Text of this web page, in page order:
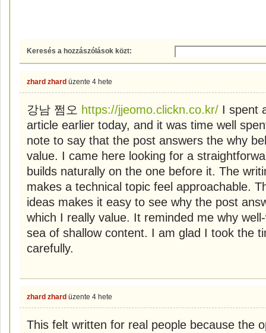
Keresés a hozzászólások közt:
zhard zhard üzente 4 hete
강남 쩜오 https://jjeomo.clickn.co.kr/ I spent
article earlier today, and it was time well
note to say that the post answers the why
value. I came here looking for a
builds naturally on the one before it. The
makes a technical topic feel approachable.
ideas makes it easy to see why the post
which I really value. It reminded me why
sea of shallow content. I am glad I took the
carefully.
zhard zhard üzente 4 hete
This felt written for real people because the